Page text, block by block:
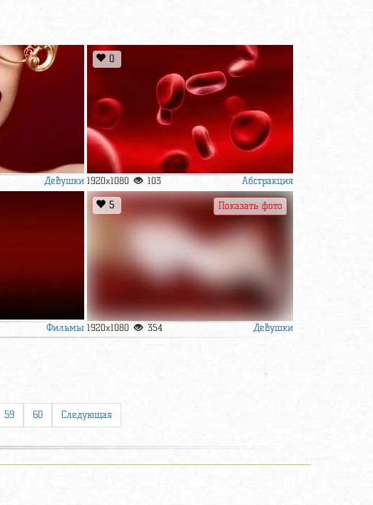
Девушки
0
1920x1080 103
Абстракция
Фильмы
5
1920x1080 354 Девушки
Показать фото
59 60 Следующая